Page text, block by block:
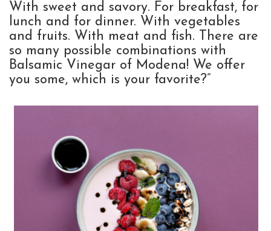
With sweet and savory. For breakfast, for
lunch and for dinner. With vegetables
and fruits. With meat and fish. There are
so many possible combinations with
Balsamic Vinegar of Modena! We offer
you some, which is your favorite?”